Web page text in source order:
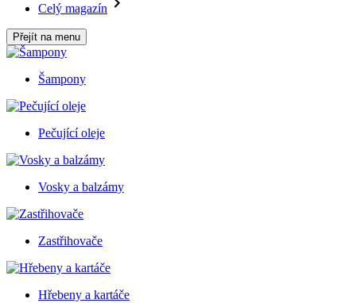
Celý magazín
Přejít na menu
Šampony
Pečující oleje
Vosky a balzámy
Zastřihovače
Hřebeny a kartáče